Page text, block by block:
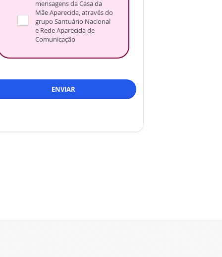
mensagens da Casa da
Mãe Aparecida, através do
grupo Santuário Nacional
e Rede Aparecida de
Comunicação
ENVIAR